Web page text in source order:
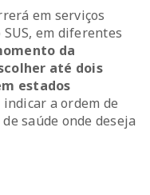
em serviços
em diferentes
da
até dois
estados
a ordem de
saúde onde deseja